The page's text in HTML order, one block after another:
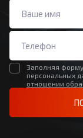
Заполняя
персональных
отношении